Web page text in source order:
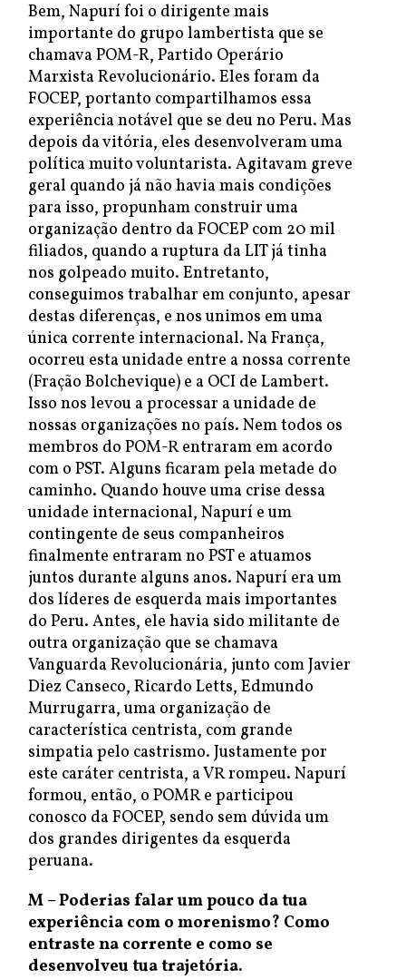
Bem, Napurí foi o dirigente mais
importante do grupo lambertista que se
chamava POM-R, Partido Operário
Marxista Revolucionário. Eles foram da
FOCEP, portanto compartilhamos essa
experiência notável que se deu no Peru. Mas
depois da vitória, eles desenvolveram uma
política muito voluntarista. Agitavam greve
geral quando já não havia mais condições
para isso, propunham construir uma
organização dentro da FOCEP com 20 mil
filiados, quando a ruptura da LIT já tinha
nos golpeado muito. Entretanto,
conseguimos trabalhar em conjunto, apesar
destas diferenças, e nos unimos em uma
única corrente internacional. Na França,
ocorreu esta unidade entre a nossa corrente
(Fração Bolchevique) e a OCI de Lambert.
Isso nos levou a processar a unidade de
nossas organizações no país. Nem todos os
membros do POM-R entraram em acordo
com o PST. Alguns ficaram pela metade do
caminho. Quando houve uma crise dessa
unidade internacional, Napurí e um
contingente de seus companheiros
finalmente entraram no PST e atuamos
juntos durante alguns anos. Napurí era um
dos líderes de esquerda mais importantes
do Peru. Antes, ele havia sido militante de
outra organização que se chamava
Vanguarda Revolucionária, junto com Javier
Diez Canseco, Ricardo Letts, Edmundo
Murrugarra, uma organização de
característica centrista, com grande
simpatia pelo castrismo. Justamente por
este caráter centrista, a VR rompeu. Napurí
formou, então, o POMR e participou
conosco da FOCEP, sendo sem dúvida um
dos grandes dirigentes da esquerda
peruana.
M – Poderias falar um pouco da tua
experiência com o morenismo? Como
entraste na corrente e como se
desenvolveu tua trajetória.